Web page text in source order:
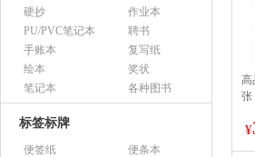
硬抄
作业本
PU/PVC笔记本
聘书
手账本
复写纸
绘本
奖状
笔记本
各种图书
标签标牌
便签纸
便条本
高
张
¥